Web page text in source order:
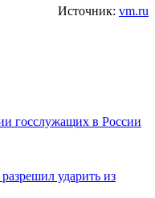
Источник: vm.ru
госслужащих в России
ударить из